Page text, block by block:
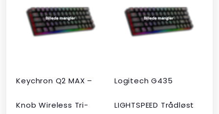
Keychron Q2 MAX –
Knob Wireless Tri-
pris
var:
kr. 2.190,00.
pris
er:
kr. 1.465,00.
Logitech G435
LIGHTSPEED Trådløst
pris
var:
kr. 599,00.
pris
er:
kr. 399,00.